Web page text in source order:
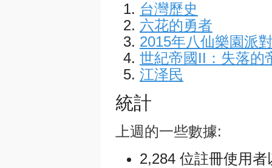
台灣歷史
六花的勇者
2015年八仙樂園派
世紀帝國II：失落的
江泽民
統計
上週的一些數據:
2,284 位註冊使用